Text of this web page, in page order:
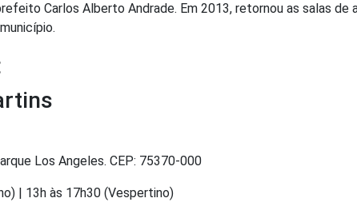
Carlos Alberto Andrade. Em 2013, retornou as salas de
Los Angeles. CEP: 75370-000
| 13h às 17h30 (Vespertino)